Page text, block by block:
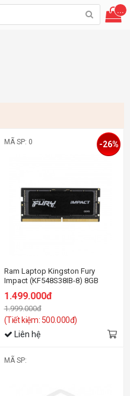
...
MÃ SP: 0
Ram Laptop Kingston Fury
Impact (KF548S38IB-8) 8GB
1.499.000đ
1.999.000đ
(Tiết kiệm: 500.000đ)
-26%
Liên hệ
MÃ SP: